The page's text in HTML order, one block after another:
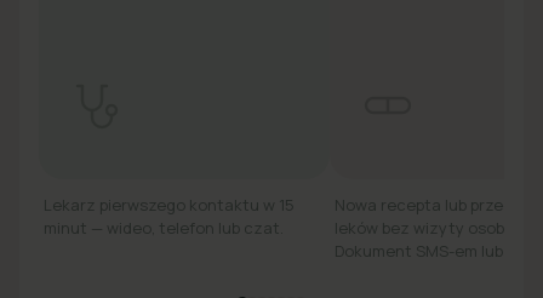
Lekarz pierwszego kontaktu w 15
minut — wideo, telefon lub czat.
Nowa recepta lub
leków bez wizyty osobiście.
Dokument SMS-em lub e-